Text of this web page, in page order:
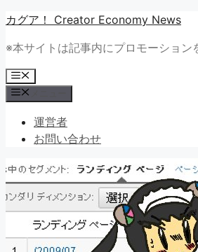
コ
テ
ン
ツ
へ
プ
カグア！ Creator Economy News
※本サイトは記事内にプロモーション
メ
ニ
ュ
運営者
お問い合わせ